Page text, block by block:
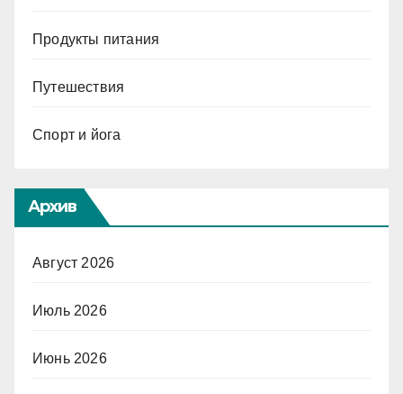
Продукты питания
Путешествия
Спорт и йога
Архив
Август 2026
Июль 2026
Июнь 2026